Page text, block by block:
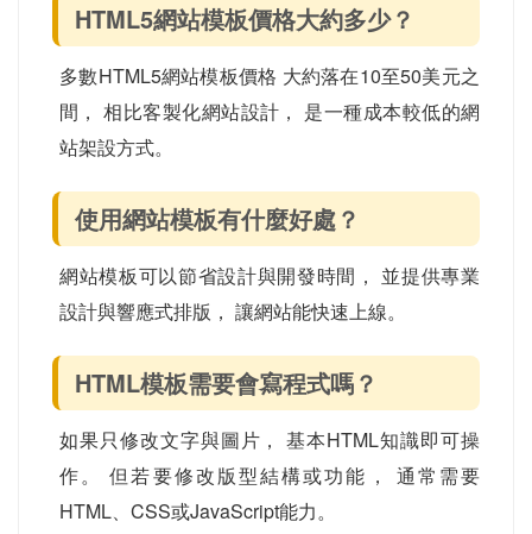
HTML5網站模板價格大約多少？
多數HTML5網站模板價格 大約落在10至50美元之
間， 相比客製化網站設計， 是一種成本較低的網
站架設方式。
使用網站模板有什麼好處？
網站模板可以節省設計與開發時間， 並提供專業
設計與響應式排版， 讓網站能快速上線。
HTML模板需要會寫程式嗎？
如果只修改文字與圖片， 基本HTML知識即可操
作。 但若要修改版型結構或功能， 通常需要
HTML、CSS或JavaScript能力。